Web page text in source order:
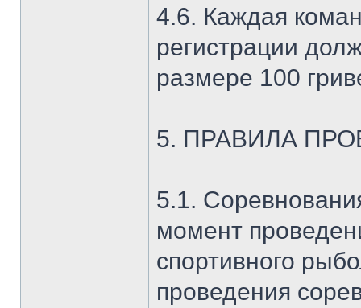
4.6. Каждая
регистрации
размере 100
5. ПРАВИЛА
5.1.
момент
спортивного
проведения